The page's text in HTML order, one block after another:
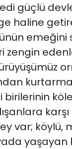
güçlü
haline
emeğini
zengin
birilerinin
karşı
var; köylü,
yaşayan